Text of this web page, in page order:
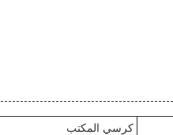
كرسي المكتب